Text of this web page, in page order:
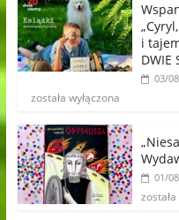
i
DWIE
03/
została wyłączona
01/